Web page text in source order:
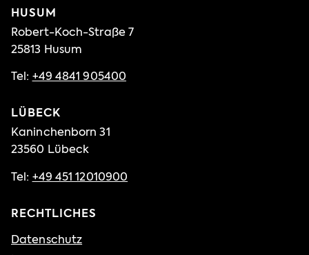
HUSUM
Robert-Koch-Straße 7
25813 Husum
Tel: +49 4841 905400
LÜBECK
Kaninchenborn 31
23560 Lübeck
Tel: +49 451 12010900
RECHTLICHES
Datenschutz